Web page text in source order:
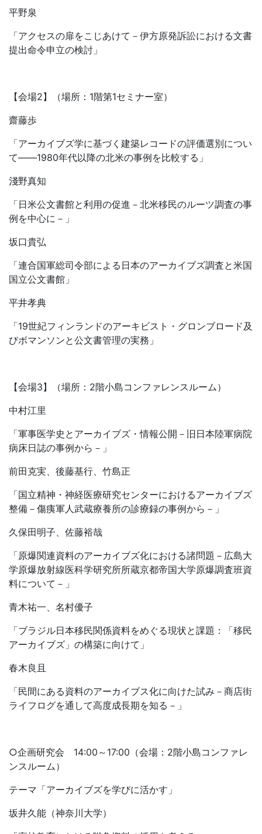
平野泉
「アクセスの扉をこじあけて－伊方原発訴訟における文書
提出命令申立の検討」
【会場2】（場所：1階第1セミナー室）
齋藤歩
「アーカイブズ学に基づく建築レコードの評価選別につい
て――1980年代以降の北米の事例を比較する」
淺野真知
「日米公文書館と利用の促進－北米移民のルーツ調査の事
例を中心に－」
坂口貴弘
「連合国軍総司令部による日本のアーカイブズ調査と米国
国立公文書館」
平井孝典
「19世紀フィンランドのアーキビスト・グロンブロード及
びボマンソンと公文書管理の実務」
【会場3】（場所：2階小島コンファレンスルーム）
中村江里
「軍事医学史とアーカイブズ・情報公開－旧日本陸軍病院
病床日誌の事例から－」
前田克実、後藤基行、竹島正
「国立精神・神経医療研究センターにおけるアーカイブズ
整備－傷痍軍人武蔵療養所の診療録の事例から－」
久保田明子、佐藤裕哉
「原爆関連資料のアーカイブズ化における諸問題－広島大
学原爆放射線医科学研究所所蔵京都帝国大学原爆調査班資
料について－」
青木祐一、名村優子
「ブラジル日本移民関係資料をめぐる現状と課題：「移民
アーカイブズ」の構築に向けて」
春木良且
「民間にある資料のアーカイブス化に向けた試み－商店街
ライフログを通して高度成長期を知る－」
○企画研究会 14:00～17:00（会場：2階小島コンファレ
ンスルーム）
テーマ「アーカイブズを学びに活かす」
坂井久能（神奈川大学）